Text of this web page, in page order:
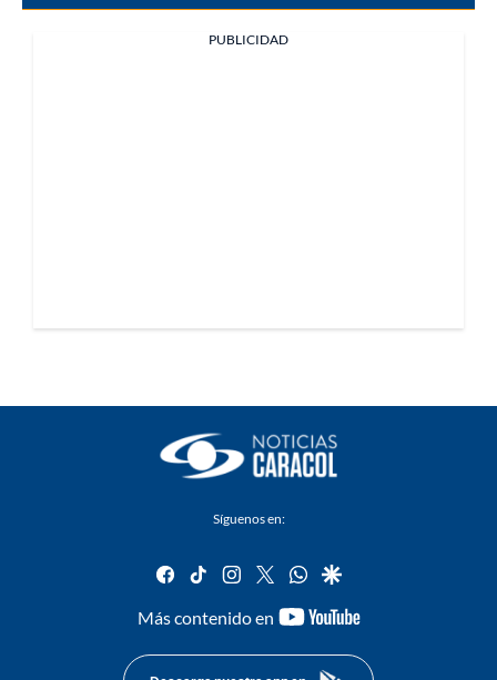
PUBLICIDAD
Síguenos en:
facebook
tiktok instagram
twitterwhatsapp
google
Más contenido en
youtube-